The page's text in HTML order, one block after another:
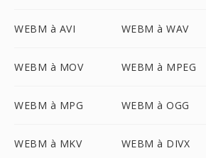
WEBM à AVI WEBM à WAV
WEBM à MOV WEBM à MPEG
WEBM à MPG WEBM à OGG
WEBM à MKV WEBM à DIVX